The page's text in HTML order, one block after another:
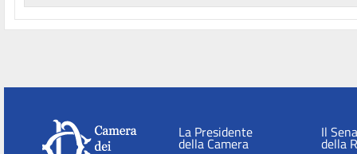
La Presidente
della Camera
Il
della